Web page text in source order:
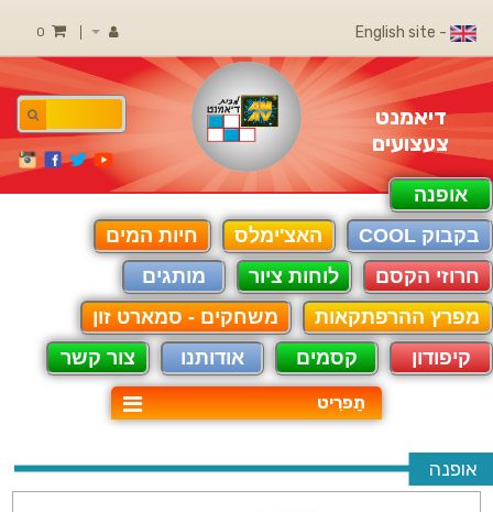
- English site
דיאמנט
צעצועים
אופנה
בקבוק COOL
האצ'ימלס
חיות המים
חרוזי הקסם
לוחות ציור
מותגים
מפרץ ההרפתקאות
משחקים - סמארט זון
קיפודון
קסמים אודותנו צור קשר
תַפרִיט
אופנה